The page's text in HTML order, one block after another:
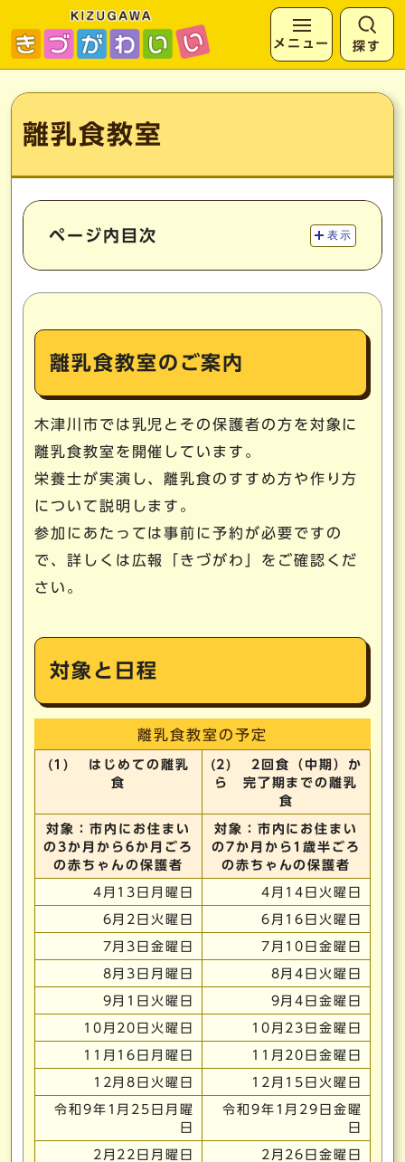
ページの先頭です
メニュー 探す
ここから本文です
離乳食教室
ページ内目次 表示
離乳食教室のご案内
木津川市では乳児とその保護者の方を対象に
離乳食教室を開催しています。
栄養士が実演し、離乳食のすすめ方や作り方
について説明します。
参加にあたっては事前に予約が必要ですの
で、詳しくは広報「きづがわ」をご確認くだ
さい。
対象と日程
離乳食教室の予定
(1) はじめての離乳
食
(2) 2回食（中期）か
ら 完了期までの離乳
食
対象：市内にお住まい
の3か月から6か月ごろ
の赤ちゃんの保護者
対象：市内にお住まい
の7か月から1歳半ごろ
の赤ちゃんの保護者
4月13日月曜日 4月14日火曜日
6月2日火曜日 6月16日火曜日
7月3日金曜日 7月10日金曜日
8月3日月曜日 8月4日火曜日
9月1日火曜日 9月4日金曜日
10月20日火曜日 10月23日金曜日
11月16日月曜日 11月20日金曜日
12月8日火曜日 12月15日火曜日
令和9年1月25日月曜
日
令和9年1月29日金曜
日
2月22日月曜日 2月26日金曜日